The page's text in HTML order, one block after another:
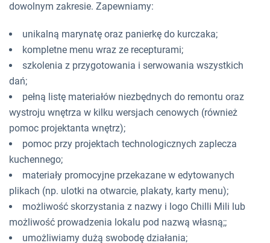
dowolnym zakresie. Zapewniamy:
unikalną marynatę oraz panierkę do kurczaka;
kompletne menu wraz ze recepturami;
szkolenia z przygotowania i serwowania wszystkich
dań;
pełną listę materiałów niezbędnych do remontu oraz
wystroju wnętrza w kilku wersjach cenowych (również
pomoc projektanta wnętrz);
pomoc przy projektach technologicznych zaplecza
kuchennego;
materiały promocyjne przekazane w edytowanych
plikach (np. ulotki na otwarcie, plakaty, karty menu);
możliwość skorzystania z nazwy i logo Chilli Mili lub
możliwość prowadzenia lokalu pod nazwą własną;;
umożliwiamy dużą swobodę działania;